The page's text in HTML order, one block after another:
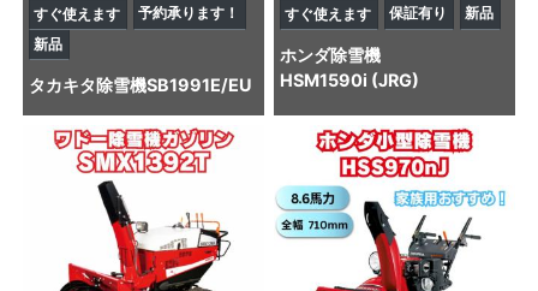
すぐ使えます
予約承ります！
新品
タカキタ除雪機SB1991E/EU
すぐ使えます 保証有り 新品
ホンダ除雪機
HSM1590i (JRG)